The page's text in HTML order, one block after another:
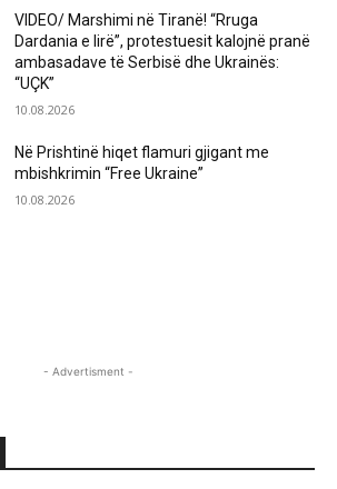
VIDEO/ Marshimi në Tiranë! “Rruga
Dardania e lirë”, protestuesit kalojnë pranë
ambasadave të Serbisë dhe Ukrainës:
“UÇK”
10.08.2026
Në Prishtinë hiqet flamuri gjigant me
mbishkrimin “Free Ukraine”
10.08.2026
- Advertisment -